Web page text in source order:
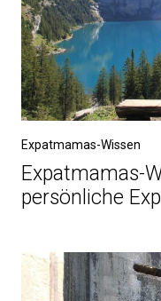
Expatmamas-Wissen
Expatmamas-
persönliche